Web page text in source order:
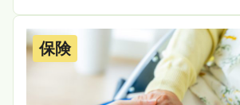
の？」 「終活 […]
保険